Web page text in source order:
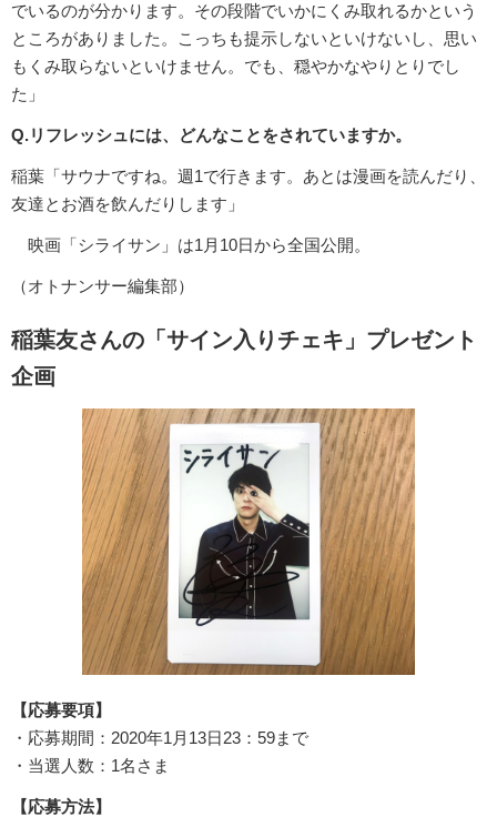
でいるのが分かります。その段階でいかにくみ取れるかという
ところがありました。こっちも提示しないといけないし、思い
もくみ取らないといけません。でも、穏やかなやりとりでし
た」
Q.リフレッシュには、どんなことをされていますか。
稲葉「サウナですね。週1で行きます。あとは漫画を読んだり、
友達とお酒を飲んだりします」
映画「シライサン」は1月10日から全国公開。
（オトナンサー編集部）
稲葉友さんの「サイン入りチェキ」プレゼント
企画
【応募要項】
・応募期間：2020年1月13日23：59まで
・当選人数：1名さま
【応募方法】